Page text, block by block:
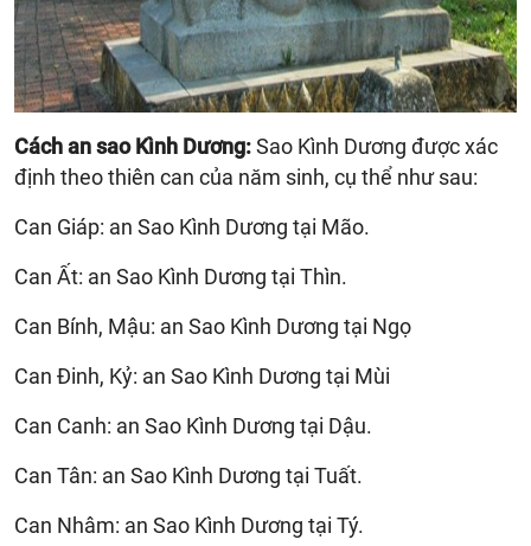
Cách an sao Kình Dương:Sao Kình Dương được xác
định theo thiên can của năm sinh, cụ thể như sau:
Can Giáp: an Sao Kình Dương tại Mão.
Can Ất: an Sao Kình Dương tại Thìn.
Can Bính, Mậu: an Sao Kình Dương tại Ngọ
Can Đinh, Kỷ: an Sao Kình Dương tại Mùi
Can Canh: an Sao Kình Dương tại Dậu.
Can Tân: an Sao Kình Dương tại Tuất.
Can Nhâm: an Sao Kình Dương tại Tý.